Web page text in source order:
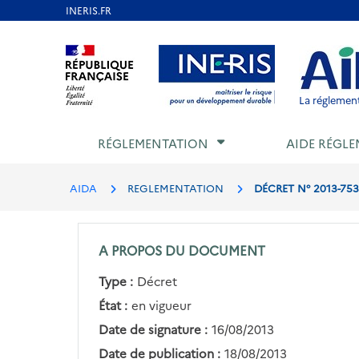
Aller au contenu Aller au menu Aller au
La
RÉGLEMENTATION AIDE
AIDA REGLEMENTATION DÉCRET N° 2013-
A PROPOS DU DOCUMENT
Type : Décret
État : en vigueur
Date de signature : 16/08/2013
Date de publication : 18/08/2013